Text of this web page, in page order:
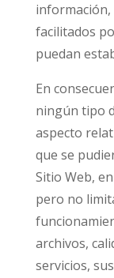
facilitados
puedan
En
ningún tipo
aspecto
que se
Sitio Web,
pero no
archivos,
servicios,